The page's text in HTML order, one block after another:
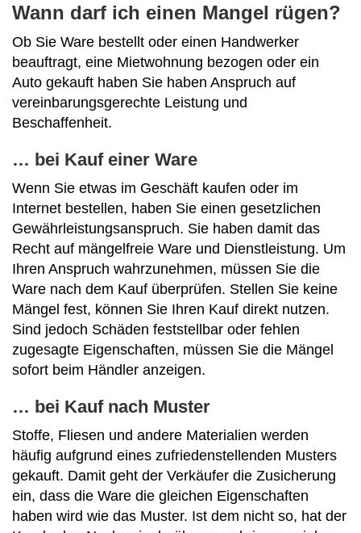
Wann darf ich einen Mangel rügen?
Ob Sie Ware bestellt oder einen Handwerker
beauftragt, eine Mietwohnung bezogen oder ein
Auto gekauft haben Sie haben Anspruch auf
vereinbarungsgerechte Leistung und
Beschaffenheit.
… bei Kauf einer Ware
Wenn Sie etwas im Geschäft kaufen oder im
Internet bestellen, haben Sie einen gesetzlichen
Gewährleistungsanspruch. Sie haben damit das
Recht auf mängelfreie Ware und Dienstleistung. Um
Ihren Anspruch wahrzunehmen, müssen Sie die
Ware nach dem Kauf überprüfen. Stellen Sie keine
Mängel fest, können Sie Ihren Kauf direkt nutzen.
Sind jedoch Schäden feststellbar oder fehlen
zugesagte Eigenschaften, müssen Sie die Mängel
sofort beim Händler anzeigen.
… bei Kauf nach Muster
Stoffe, Fliesen und andere Materialien werden
häufig aufgrund eines zufriedenstellenden Musters
gekauft. Damit geht der Verkäufer die Zusicherung
ein, dass die Ware die gleichen Eigenschaften
haben wird wie das Muster. Ist dem nicht so, hat der